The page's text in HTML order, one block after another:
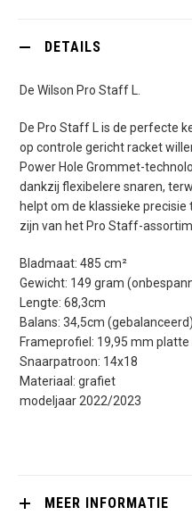
DETAILS
De Wilson Pro Staff L.
De Pro Staff L is de perfecte
op controle gericht racket
Power Hole Grommet-
dankzij flexibelere snaren,
helpt om de klassieke
zijn van het Pro Staff-
Bladmaat: 485 cm²
Gewicht: 149 gram
Lengte: 68,3cm
Balans: 34,5cm (gebalanceerd)
Frameprofiel: 19,95 mm platte
Snaarpatroon: 14x18
Materiaal: grafiet
modeljaar 2022/2023
MEER INFORMATIE